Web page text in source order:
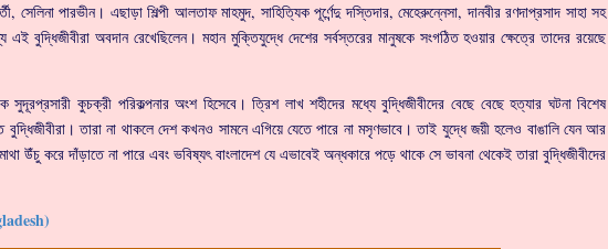
পারভীন। এছাড়া শিল্পী আলতাফ মাহমুদ, সাহিত্যিক পূর্ণেন্দু দস্তিদার, মেহেরুন্নেসা, দানবীর রণদাপ্রসাদ সাহা সহ
বুদ্ধিজীবীরা অবদান রেখেছিলেন। মহান মুক্তিযুদ্ধে দেশের সর্বস্তরের মানুষকে সংগঠিত হওয়ার ক্ষেত্রে তাদের রয়েছে
কুচক্রী পরিকল্পনার অংশ হিসেবে। ত্রিশ লাখ শহীদের মধ্যে বুদ্ধিজীবীদের বেছে বেছে হত্যার ঘটনা বিশেষ
তারা না থাকলে দেশ কখনও সামনে এগিয়ে যেতে পারে না মসৃণভাবে। তাই যুদ্ধে জয়ী হলেও বাঙালি যেন আর
উঁচু করে দাঁড়াতে না পারে এবং ভবিষ্যৎ বাংলাদেশ যে এভাবেই অন্ধকারে পড়ে থাকে সে ভাবনা থেকেই তারা বুদ্ধিজীবীদের